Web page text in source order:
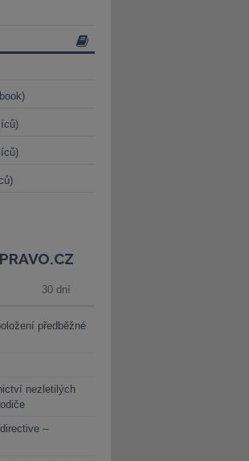
30 dní
předběžné
nezletilých
–